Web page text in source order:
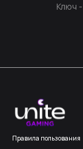
Ключ
Правила пользования